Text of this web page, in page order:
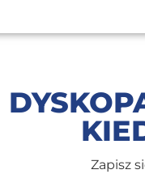
Zapisz